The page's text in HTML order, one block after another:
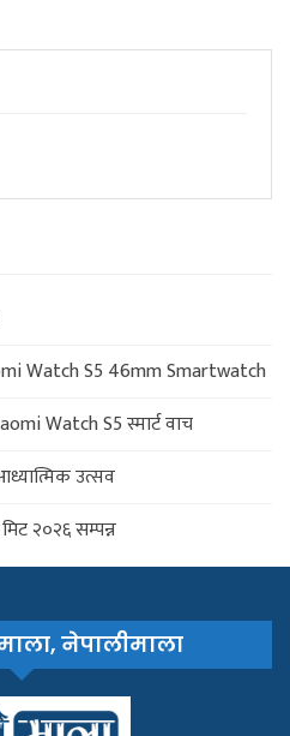
Watch S5 46mm Smartwatch
Watch S5 स्मार्ट वाच
उत्सव
२०२६ सम्पन्न
नेपालीमाला